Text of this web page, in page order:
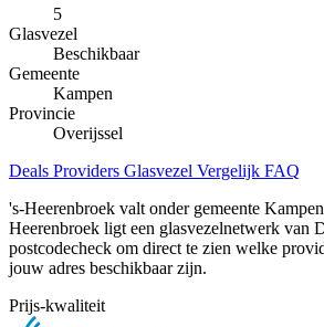
5
Glasvezel
Beschikbaar
Gemeente
Kampen
Provincie
Overijssel
Deals Providers Glasvezel Vergelijk FAQ
's-Heerenbroek valt onder gemeente
Heerenbroek ligt een glasvezelnetwerk van
postcodecheck om direct te zien welke
jouw adres beschikbaar zijn.
Prijs-kwaliteit